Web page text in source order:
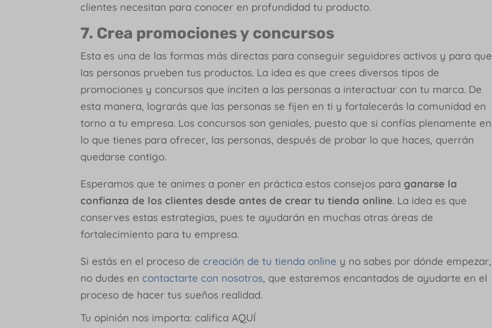
clientes necesitan para conocer en profundidad tu producto.
7. Crea promociones y concursos
Esta es una de las formas más directas para conseguir seguidores activos y para que
las personas prueben tus productos. La idea es que crees diversos tipos de
promociones y concursos que inciten a las personas a interactuar con tu marca. De
esta manera, lograrás que las personas se fijen en ti y fortalecerás la comunidad en
torno a tu empresa. Los concursos son geniales, puesto que si confías plenamente en
lo que tienes para ofrecer, las personas, después de probar lo que haces, querrán
quedarse contigo.
Esperamos que te animes a poner en práctica estos consejos paraganarse la
confianza de los clientes desde antes de crear tu tienda online. La idea es que
conserves estas estrategias, pues te ayudarán en muchas otras áreas de
fortalecimiento para tu empresa.
Si estás en el proceso de creación de tu tienda online y no sabes por dónde empezar,
no dudes en contactarte con nosotros, que estaremos encantados de ayudarte en el
proceso de hacer tus sueños realidad.
Tu opinión nos importa: califica AQUÍ